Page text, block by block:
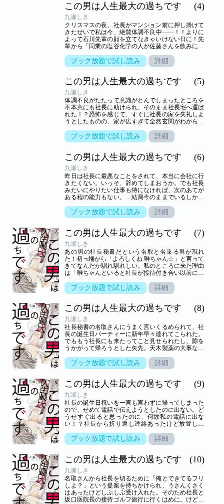
た…。【恋するソワレ】 この作品は「恋するソワ
レ」2017年Vol．5に収録されています。
この男は人生最大の過ちです (4)
九瀬しき
クリスマスの夜、社長がマンション前に押し掛けて
きたせいで私は今、絶賛体調不良中――！！よりに
よって石川先輩の顔を立てなきゃいけない日に！先
輩から「同業の塩谷化学の人が佐藤さんを飲みに連
私は塩谷化学の人と全く面識がなく、なんだかうさ
んくさい飲み会になりそうな予感――…。【恋する
に収録されています。
ブック放題で試し読み 詳細
この男は人生最大の過ちです (5)
九瀬しき
体調不良がたたって意識がとんでしまったところを
不本意にも社長に助けられ、そのまま社長宅へ運ば
れた！？恐怖を感じて、すぐに社長の家を失礼しよ
うとしたものの、家が広すぎて全然玄関がわからな
が悪化した私は、結局ベッドに戻されてしまっ
た…。社長に何かされそうで怖いんですけど。【恋
Vol．9に収録されています。
ブック放題で試し読み 詳細
この男は人生最大の過ちです (6)
九瀬しき
昨日は社長に最悪なことをされて、本当に会社に行
きたくない。いっそ、辞めてしまおうか。でも社長
みたいにやりたい仕事も特になければ、次のあてが
ある程の能力もない。…結局今のままでいるしか、
し、あの男に来年まで会うこともないだろう…と思
っていたら社長室の大掃除を割り当てられて！？
年Vol．11に収録されています。
ブック放題で試し読み 詳細
この男は人生最大の過ちです (7)
九瀬しき
あの男の社長秘書だという名取と名乗る男が現れ
た！初っ端から「よろしくね 唯ちゃん☆」と言って
きてなんだか馴れ馴れしい。私のところに来た理由
は「唯ちゃんといると社長が接待付き合い以前にも
んとくっついて接待と研究にもっと集中するよう焚
きつけるか、もしくはもう一切関わらないでほしい
レ】 この作品は「恋するソワレ」2018年Vol．1に収
録されています。
ブック放題で試し読み 詳細
この男は人生最大の過ちです (8)
九瀬しき
社長秘書の名取さんにうまく言いくるめられて、社
長の誕生日パーティーに新年早々連れてこられた。
でももう社長にも来たってこと見せられたし、隙を
うかがって帰ろうとした矢先。天木製薬の大事な取
クハラ行為までしてきて本当に気持ち悪っと思って
いたら、社長が坂口医院長にワインをぶっかけてき
レ」2018年Vol．3に収録されています。
ブック放題で試し読み 詳細
この男は人生最大の過ちです (9)
九瀬しき
社長の誕生日祝いを一言も言わずに帰ってしまった
ので、せめて電話で伝えようとしたのに出ない。ど
うせすぐ出ると思ったのに、何故私の電話に出な
い！？社長から折り返し連絡あったけど放置した
た。コレ出ないと一生鳴り続けるやつ…と思い直し
仕方なく出たら、家のすぐ目の前に社長がいて！
年Vol．4に収録されています。
ブック放題で試し読み 詳細
この男は人生最大の過ちです (10)
九瀬しき
名取さんから社長を切るために「俺とできてるフリ
しよ？」という提案を持ちかけられ、うさんくさく
はあったけどしぶしぶ受け入れた。そのため社長と
坂口医院長の接待ゴルフ旅行に行くはめに。けど恋